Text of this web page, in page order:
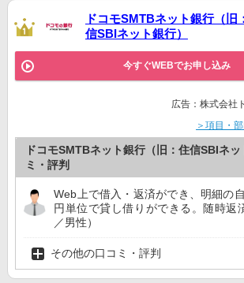
ドコモSMTBネット銀行（旧
信SBIネット銀行）
今すぐWEBでお申し込み
広告：株式会社
＞項目・
ドコモSMTBネット銀行（旧：住信SBIネ
ミ・評判
Web上で借入・返済ができ、明細の
円単位で貸し借りができる。随時返
／男性）
その他の口コミ・評判